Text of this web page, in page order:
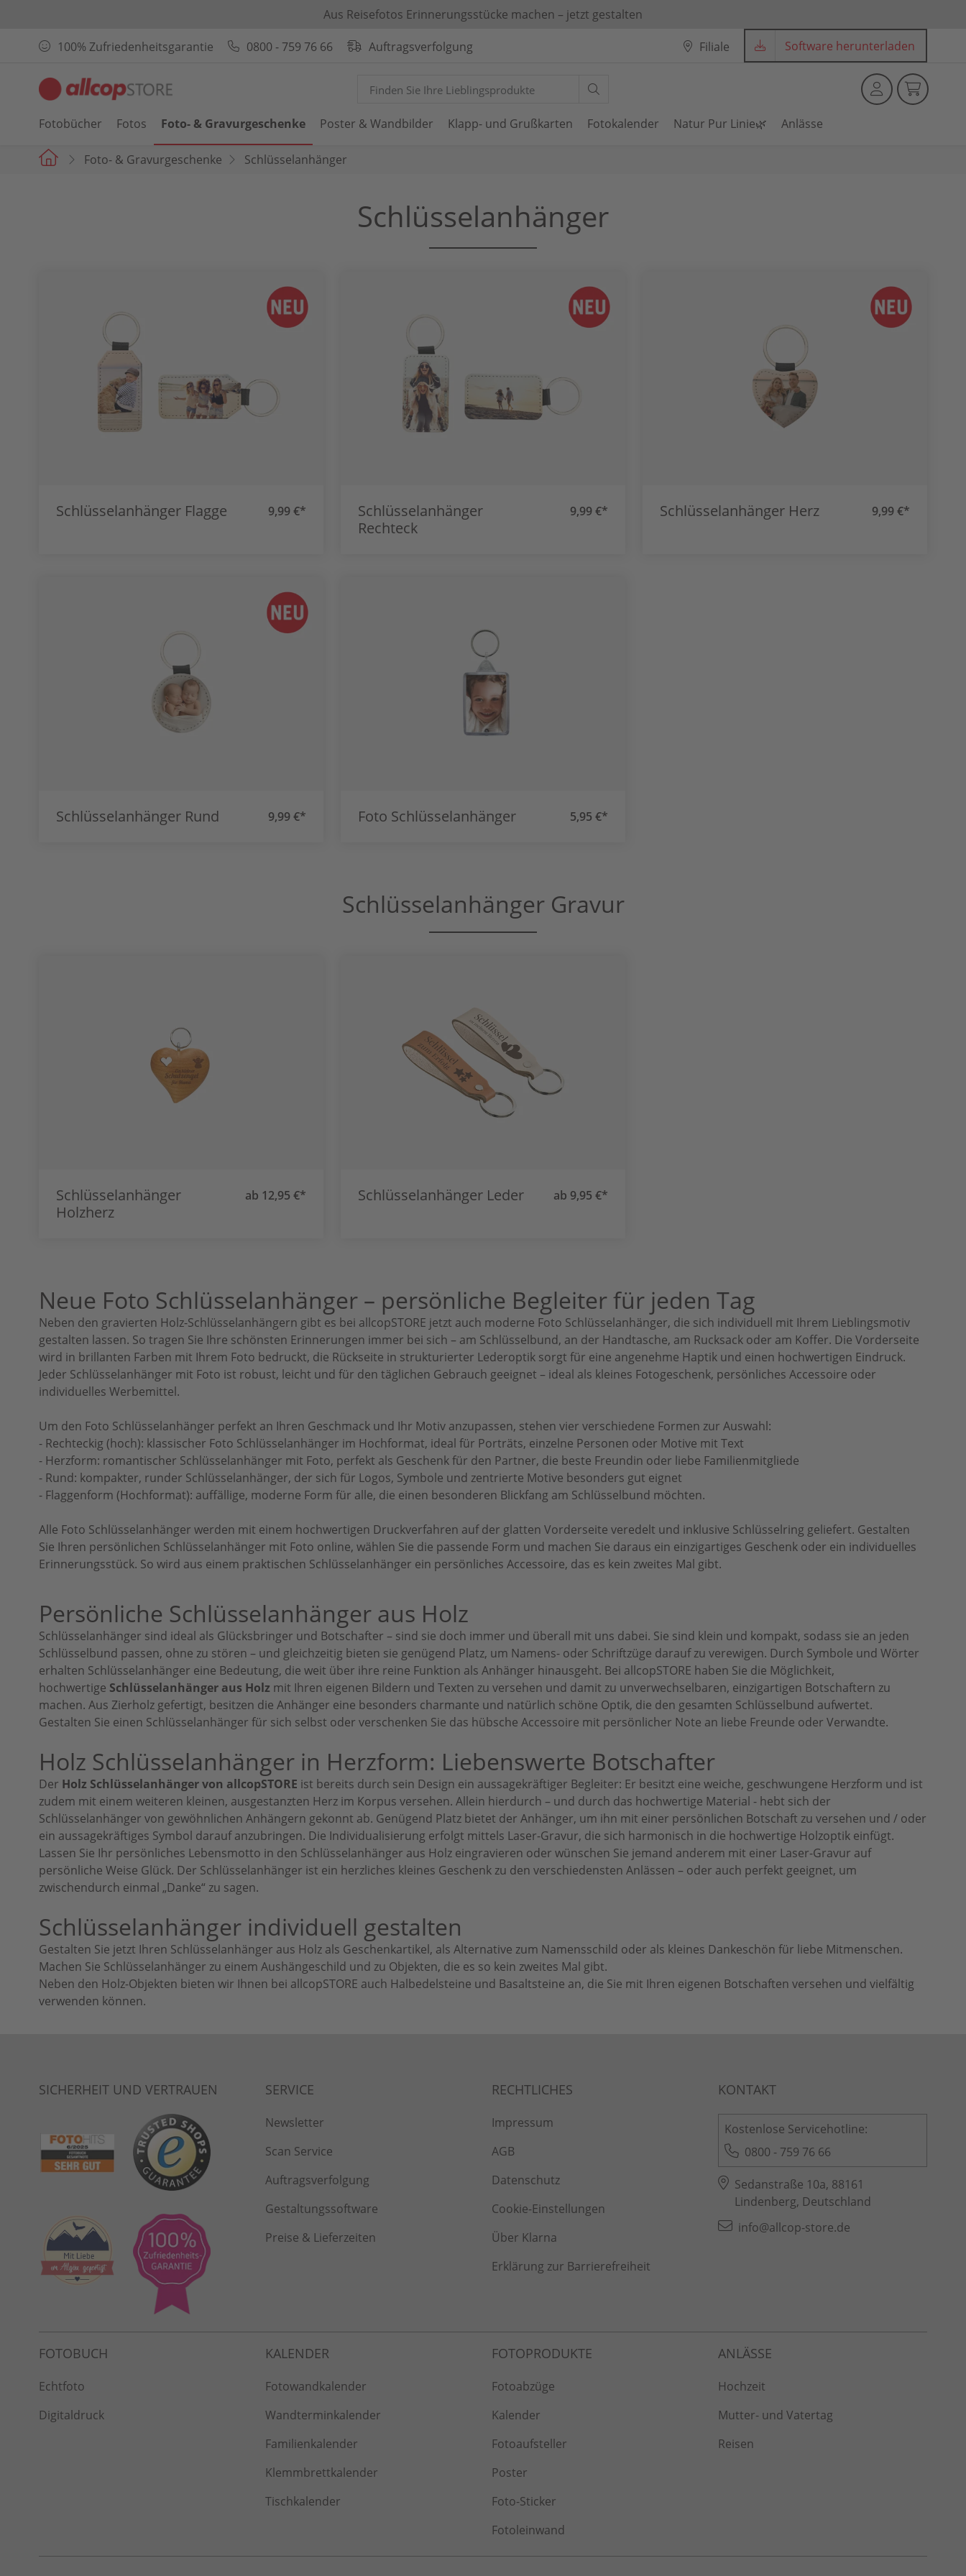
Aus Reisefotos Erinnerungsstücke machen – jetzt gestalten
100% Zufriedenheitsgarantie 0800 - 759 76 66 Auftragsverfolgung Filiale Software herunterladen
Fotobücher Fotos Foto- & Gravurgeschenke Poster & Wandbilder Klapp- und Grußkarten Fotokalender Natur Pur Linie🌿 Anlässe
Foto- & Gravurgeschenke Schlüsselanhänger
Schlüsselanhänger
Schlüsselanhänger Flagge 9,99 €*
Schlüsselanhänger
Rechteck
9,99 €* Schlüsselanhänger Herz 9,99 €*
Schlüsselanhänger Rund 9,99 €* Foto Schlüsselanhänger 5,95 €*
Schlüsselanhänger Gravur
Schlüsselanhänger
Holzherz
ab 12,95 €* Schlüsselanhänger Leder ab 9,95 €*
Neue Foto Schlüsselanhänger – persönliche Begleiter für jeden Tag
Neben den gravierten Holz-Schlüsselanhängern gibt es bei allcopSTORE jetzt auch moderne Foto Schlüsselanhänger, die sich individuell mit Ihrem Lieblingsmotiv
gestalten lassen. So tragen Sie Ihre schönsten Erinnerungen immer bei sich – am Schlüsselbund, an der Handtasche, am Rucksack oder am Koffer. Die Vorderseite
wird in brillanten Farben mit Ihrem Foto bedruckt, die Rückseite in strukturierter Lederoptik sorgt für eine angenehme Haptik und einen hochwertigen Eindruck.
Jeder Schlüsselanhänger mit Foto ist robust, leicht und für den täglichen Gebrauch geeignet – ideal als kleines Fotogeschenk, persönliches Accessoire oder
individuelles Werbemittel.
Um den Foto Schlüsselanhänger perfekt an Ihren Geschmack und Ihr Motiv anzupassen, stehen vier verschiedene Formen zur Auswahl:
- Rechteckig (hoch): klassischer Foto Schlüsselanhänger im Hochformat, ideal für Porträts, einzelne Personen oder Motive mit Text
- Herzform: romantischer Schlüsselanhänger mit Foto, perfekt als Geschenk für den Partner, die beste Freundin oder liebe Familienmitgliede
- Rund: kompakter, runder Schlüsselanhänger, der sich für Logos, Symbole und zentrierte Motive besonders gut eignet
- Flaggenform (Hochformat): auffällige, moderne Form für alle, die einen besonderen Blickfang am Schlüsselbund möchten.
Alle Foto Schlüsselanhänger werden mit einem hochwertigen Druckverfahren auf der glatten Vorderseite veredelt und inklusive Schlüsselring geliefert. Gestalten
Sie Ihren persönlichen Schlüsselanhänger mit Foto online, wählen Sie die passende Form und machen Sie daraus ein einzigartiges Geschenk oder ein individuelles
Erinnerungsstück. So wird aus einem praktischen Schlüsselanhänger ein persönliches Accessoire, das es kein zweites Mal gibt.
Persönliche Schlüsselanhänger aus Holz
Schlüsselanhänger sind ideal als Glücksbringer und Botschafter – sind sie doch immer und überall mit uns dabei. Sie sind klein und kompakt, sodass sie an jeden
Schlüsselbund passen, ohne zu stören – und gleichzeitig bieten sie genügend Platz, um Namens- oder Schriftzüge darauf zu verewigen. Durch Symbole und Wörter
erhalten Schlüsselanhänger eine Bedeutung, die weit über ihre reine Funktion als Anhänger hinausgeht. Bei allcopSTORE haben Sie die Möglichkeit,
hochwertige Schlüsselanhänger aus Holz mit Ihren eigenen Bildern und Texten zu versehen und damit zu unverwechselbaren, einzigartigen Botschaftern zu
machen. Aus Zierholz gefertigt, besitzen die Anhänger eine besonders charmante und natürlich schöne Optik, die den gesamten Schlüsselbund aufwertet.
Gestalten Sie einen Schlüsselanhänger für sich selbst oder verschenken Sie das hübsche Accessoire mit persönlicher Note an liebe Freunde oder Verwandte.
Holz Schlüsselanhänger in Herzform: Liebenswerte Botschafter
Der Holz Schlüsselanhänger von allcopSTORE ist bereits durch sein Design ein aussagekräftiger Begleiter: Er besitzt eine weiche, geschwungene Herzform und ist
zudem mit einem weiteren kleinen, ausgestanzten Herz im Korpus versehen. Allein hierdurch – und durch das hochwertige Material - hebt sich der
Schlüsselanhänger von gewöhnlichen Anhängern gekonnt ab. Genügend Platz bietet der Anhänger, um ihn mit einer persönlichen Botschaft zu versehen und / oder
ein aussagekräftiges Symbol darauf anzubringen. Die Individualisierung erfolgt mittels Laser-Gravur, die sich harmonisch in die hochwertige Holzoptik einfügt.
Lassen Sie Ihr persönliches Lebensmotto in den Schlüsselanhänger aus Holz eingravieren oder wünschen Sie jemand anderem mit einer Laser-Gravur auf
persönliche Weise Glück. Der Schlüsselanhänger ist ein herzliches kleines Geschenk zu den verschiedensten Anlässen – oder auch perfekt geeignet, um
zwischendurch einmal „Danke“ zu sagen.
Schlüsselanhänger individuell gestalten
Gestalten Sie jetzt Ihren Schlüsselanhänger aus Holz als Geschenkartikel, als Alternative zum Namensschild oder als kleines Dankeschön für liebe Mitmenschen.
Machen Sie Schlüsselanhänger zu einem Aushängeschild und zu Objekten, die es so kein zweites Mal gibt.
Neben den Holz-Objekten bieten wir Ihnen bei allcopSTORE auch Halbedelsteine und Basaltsteine an, die Sie mit Ihren eigenen Botschaften versehen und vielfältig
verwenden können.
Newsletter
Scan Service
Auftragsverfolgung
Gestaltungssoftware
Preise & Lieferzeiten
Impressum
AGB
Datenschutz
Cookie-Einstellungen
Über Klarna
Erklärung zur Barrierefreiheit
Kostenlose Servicehotline:
0800 - 759 76 66
Sedanstraße 10a, 88161
Lindenberg, Deutschland
info@allcop-store.de
Echtfoto
Digitaldruck
Fotowandkalender
Wandterminkalender
Familienkalender
Klemmbrettkalender
Tischkalender
Fotoabzüge
Kalender
Fotoaufsteller
Poster
Foto-Sticker
Fotoleinwand
Hochzeit
Mutter- und Vatertag
Reisen